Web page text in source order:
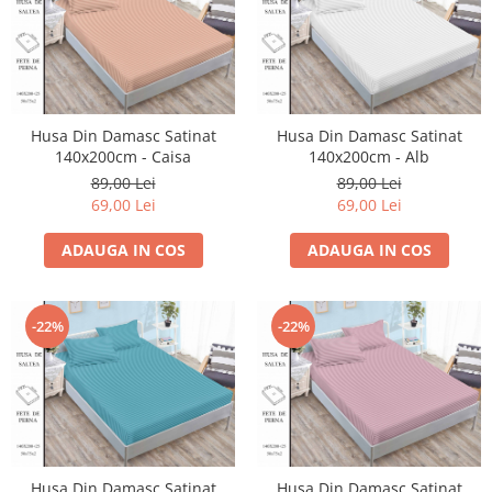
Husa Din Damasc Satinat
140x200cm - Caisa
89,00 Lei
69,00 Lei
ADAUGA IN COS
Husa Din Damasc Satinat
140x200cm - Alb
89,00 Lei
69,00 Lei
ADAUGA IN COS
-22% -22%